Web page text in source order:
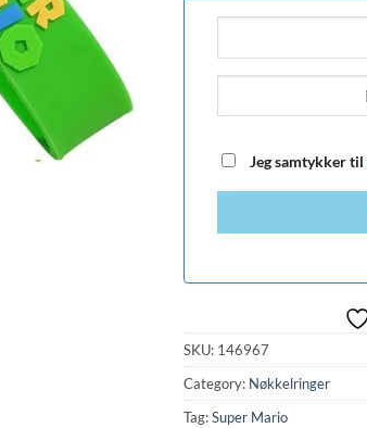
Jeg samtykker til
SKU: 146967
Category: Nøkkelringer
Tag:Super Mario